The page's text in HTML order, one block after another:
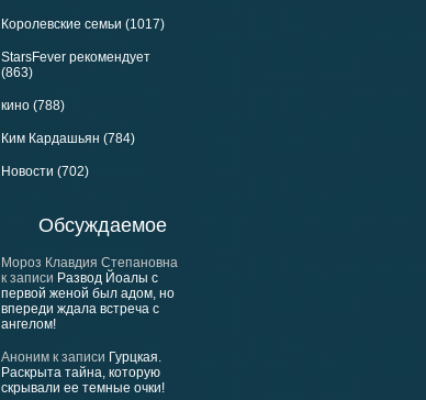
Королевские семьи (1017)
StarsFever рекомендует
(863)
кино (788)
Ким Кардашьян (784)
Новости (702)
Обсуждаемое
Мороз Клавдия Степановна
к записи Развод Йоалы с
первой женой был адом, но
впереди ждала встреча с
ангелом!
Аноним к записи Гурцкая.
Раскрыта тайна, которую
скрывали ее темные очки!